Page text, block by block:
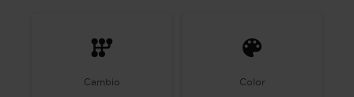
Cambio Color